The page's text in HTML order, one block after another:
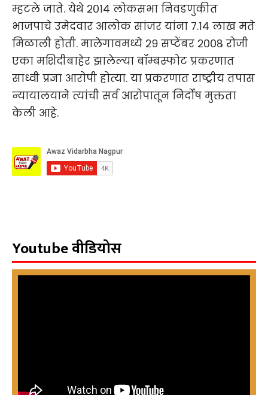
म्हटले जाते. येथे २०१४ लोकसभा निवडणुकीत
भाजपाचे उमेदवार आलोक सांजर यांना ७.१४ लाख मते
मिळाली होती. मालेगावमध्ये २९ सप्टेंबर २००८ रोजी
एका मशिदीबाहेर झालेल्या बॉम्बस्फोट प्रकरणात
साध्वी प्रज्ञा आरोपी होत्या. या प्रकरणात राष्ट्रीय तपास
न्यायालयाने त्यांची सर्व आरोपातून निर्दोष मुक्तता
केली आहे.
Youtube वीडियोस